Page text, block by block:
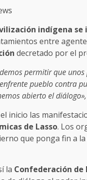
indígena
entre
decretado por el
permitir que
pueblo contra
abierto el diálogo»,
inicio las
de Lasso. Los
que ponga fin a la
la Confederación de